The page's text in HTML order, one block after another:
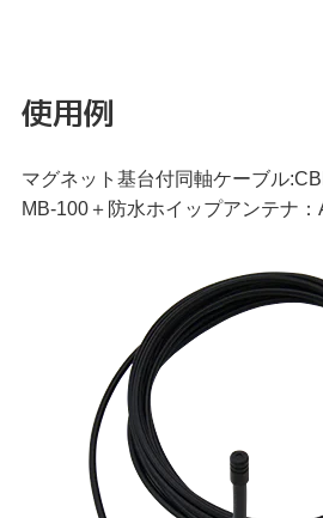
使用例
マグネット基台付同軸ケーブル
MB-100＋防水ホイップアンテナ